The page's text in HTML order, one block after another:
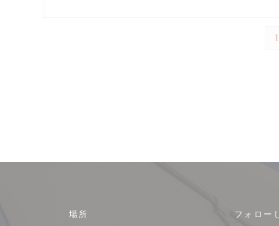
1
場所 フォロー